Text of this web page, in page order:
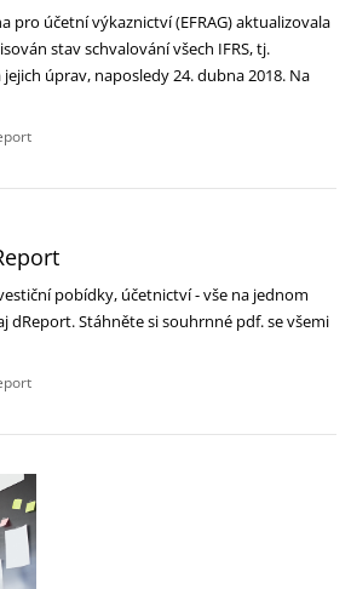
pro účetní výkaznictví (EFRAG) aktualizovala
stav schvalování všech IFRS, tj.
úprav, naposledy 24. dubna 2018. Na
pobídky, účetnictví - vše na jednom
dReport. Stáhněte si souhrnné pdf. se všemi